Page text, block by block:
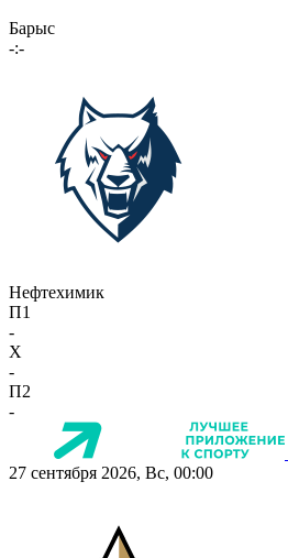
Барыс
-:-
Нефтехимик
П1
-
X
-
П2
-
27 сентября 2026, Вс, 00:00